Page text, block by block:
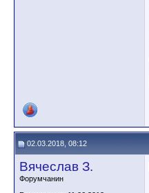
02.03.2018, 08:12
Вячеслав З.
Форумчанин